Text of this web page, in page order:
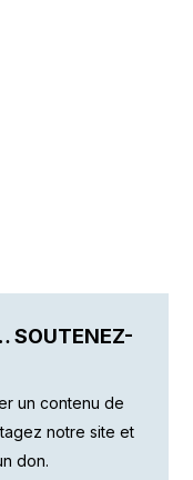
SOUTENEZ-
un contenu de
notre site et
don.